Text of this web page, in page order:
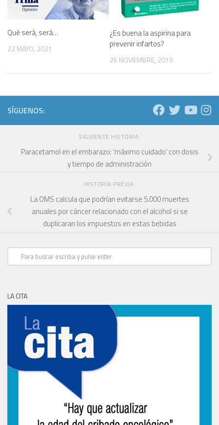
Qué será, será…
22 MAYO, 2021
¿Es buena la aspirina para
prevenir infartos?
26 NOVIEMBRE, 2019
SÍGUENOS:
SIGUIENTE HISTORIA
Paracetamol en el embarazo: ‘máximo cuidado’ con dosis
y tiempo de administración
HISTORIA PREVIA
La OMS calcula que podrían evitarse 5.000 muertes
anuales por cáncer relacionado con el alcohol si se
duplicaran los impuestos en estas bebidas
LA CITA